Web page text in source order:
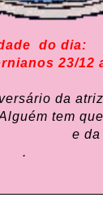
do dia:
23/12
da atriz
tem
e
.